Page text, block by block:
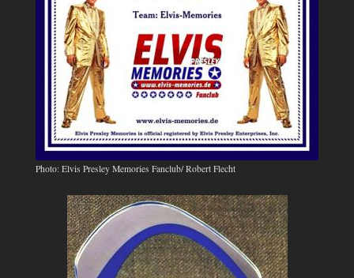
Photo: Elvis Presley Memories Fanclub/ Robert Flecht